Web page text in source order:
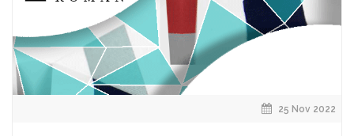
25 Nov 2022